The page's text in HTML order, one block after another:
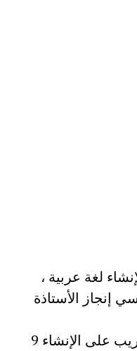
لغة عربية ،
للسنوات 9 اساسي إنجاز الأستاذة
انتاج نص حجاجي متكامل تدريب على الإنشاء 9